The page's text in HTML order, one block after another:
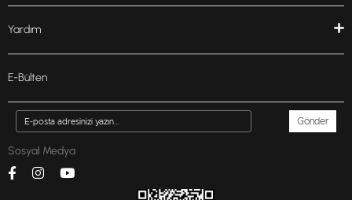
Yardım
E-Bülten
Gönder
Sosyal Medya